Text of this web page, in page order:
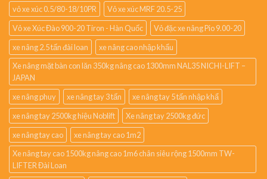
vỏ xe xúc 0.5/80-18/10PR
Vỏ xe xúc MRF 20.5-25
Vỏ xe Xúc Đào 900-20 Tiron - Hàn Quốc
Vỏ đặc xe nâng Pio 9.00-20
xe nâng 2.5 tấn đài loan
xe nâng cao nhập khẩu
Xe nâng mặt bàn con lăn 350kg nâng cao 1300mm NAL35 NICHI-LIFT –
JAPAN
xe nâng phuy
xe nâng tay 3 tấn
xe nâng tay 5 tấn nhập khẩ
xe nâng tay 2500kg hiệu Noblift
Xe nâng tay 2500kg đức
xe nâng tay cao
xe nâng tay cao 1m2
Xe nâng tay cao 1500kg nâng cao 1m6 chân siêu rộng 1500mm TW-
LIFTER Đài Loan